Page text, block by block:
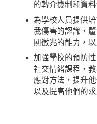
的轉介機制和資
為學校人員提供
我傷害的認識，
關徵兆的能力，
加強學校的預防
社交情緒課程，
應對方法，提升
以及提高他們的